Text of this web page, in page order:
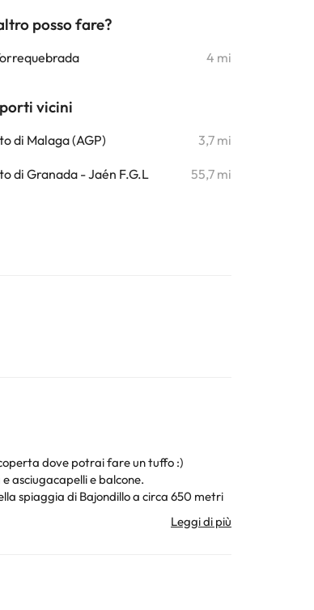
posso fare?
4 mi
vicini
di Malaga (AGP) 3,7 mi
di Granada - Jaén F.G.L
55,7 mi
dove potrai fare un tuffo :)
asciugacapelli e balcone.
spiaggia di Bajondillo a circa 650 metri